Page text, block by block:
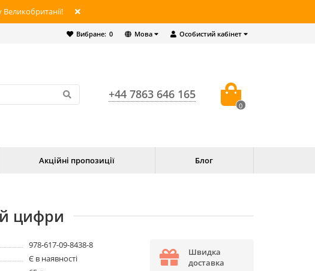
Особистий кабінет
Мова
Вибране: 0
+44 7863 646 165
0
Акційні пропозиції Блог
цифри
978-617-09-8438-8
Є в наявності
Швидка
доставка